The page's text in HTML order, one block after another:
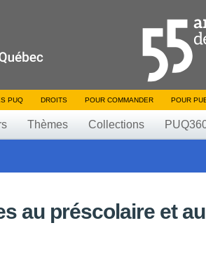
PUQ DROITS POUR COMMANDER POUR
Thèmes Collections
au préscolaire et au